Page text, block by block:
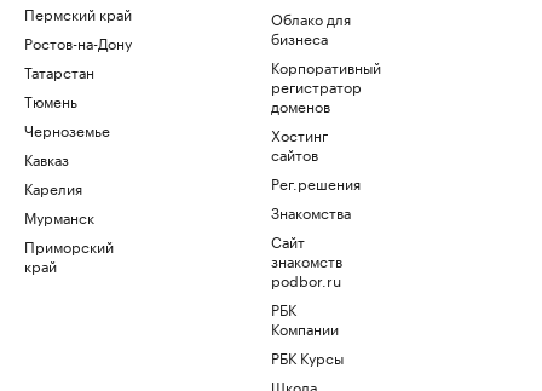
Пермский край
Ростов-на-Дону
Татарстан
Тюмень
Черноземье
Кавказ
Карелия
Мурманск
Приморский
край
Облако для
бизнеса
Корпоративный
регистратор
доменов
Хостинг
сайтов
Рег.решения
Знакомства
Сайт
знакомств
podbor.ru
РБК
Компании
РБК Курсы
Школа